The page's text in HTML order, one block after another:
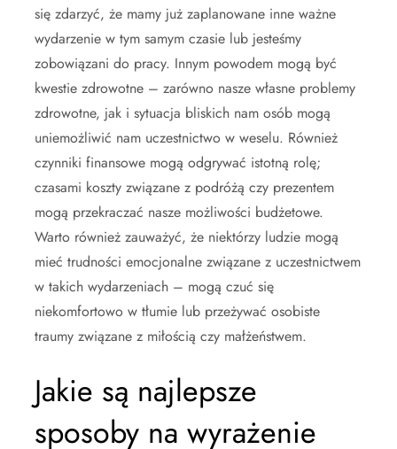
się zdarzyć, że mamy już zaplanowane inne ważne
wydarzenie w tym samym czasie lub jesteśmy
zobowiązani do pracy. Innym powodem mogą być
kwestie zdrowotne – zarówno nasze własne problemy
zdrowotne, jak i sytuacja bliskich nam osób mogą
uniemożliwić nam uczestnictwo w weselu. Również
czynniki finansowe mogą odgrywać istotną rolę;
czasami koszty związane z podróżą czy prezentem
mogą przekraczać nasze możliwości budżetowe.
Warto również zauważyć, że niektórzy ludzie mogą
mieć trudności emocjonalne związane z uczestnictwem
w takich wydarzeniach – mogą czuć się
niekomfortowo w tłumie lub przeżywać osobiste
traumy związane z miłością czy małżeństwem.
Jakie są najlepsze
sposoby na wyrażenie